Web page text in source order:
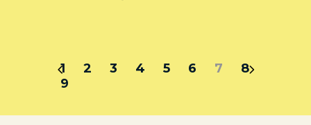
1 2 3 4 5 6 7
8
9